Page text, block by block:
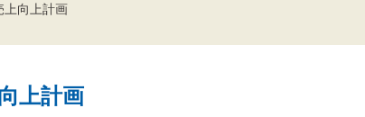
上向上計画
上計画